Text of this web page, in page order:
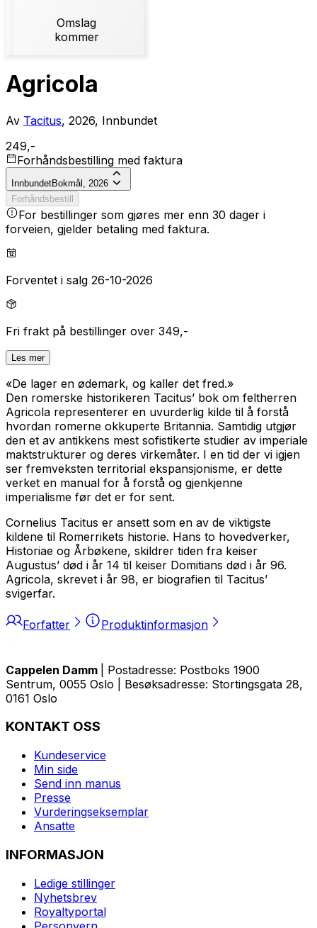
Omslag
kommer
Agricola
Av Tacitus, 2026, Innbundet
249,-
Forhåndsbestilling med faktura
InnbundetBokmål, 2026
Forhåndsbestill
For bestillinger som gjøres mer enn 30 dager i
forveien, gjelder betaling med faktura.
Forventet i salg 26-10-2026
Fri frakt på bestillinger over 349,-
Les mer
«De lager en ødemark, og kaller det fred.»
Den romerske historikeren Tacitus’ bok om feltherren
Agricola representerer en uvurderlig kilde til å forstå
hvordan romerne okkuperte Britannia. Samtidig utgjør
den et av antikkens mest sofistikerte studier av imperiale
maktstrukturer og deres virkemåter. I en tid der vi igjen
ser fremveksten territorial ekspansjonisme, er dette
verket en manual for å forstå og gjenkjenne
imperialisme før det er for sent.
Cornelius Tacitus er ansett som en av de viktigste
kildene til Romerrikets historie. Hans to hovedverker,
Historiae og Årbøkene, skildrer tiden fra keiser
Augustus’ død i år 14 til keiser Domitians død i år 96.
Agricola, skrevet i år 98, er biografien til Tacitus’
svigerfar.
Forfatter Produktinformasjon
Cappelen Damm
| Postadresse: Postboks 1900
Sentrum, 0055 Oslo | Besøksadresse: Stortingsgata 28,
0161 Oslo
KONTAKT OSS
Kundeservice
Min side
Send inn manus
Presse
Vurderingseksemplar
Ansatte
INFORMASJON
Ledige stillinger
Nyhetsbrev
Royaltyportal